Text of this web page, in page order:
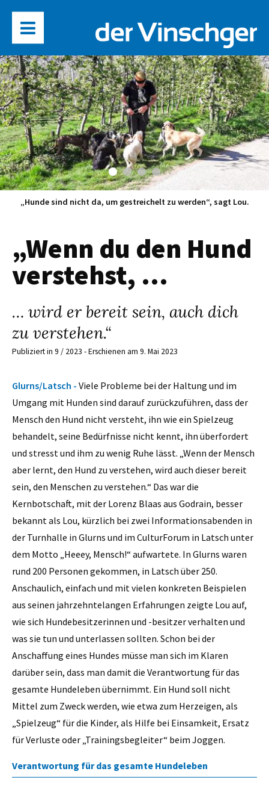
„Hunde sind nicht da, um gestreichelt zu werden“, sagt Lou.
„Wenn du den Hund
verstehst, …
… wird er bereit sein, auch dich
zu verstehen.“
Publiziert in 9 / 2023 - Erschienen am 9. Mai 2023
Glurns/Latsch - Viele Probleme bei der Haltung und im
Umgang mit Hunden sind darauf zurückzuführen, dass der
Mensch den Hund nicht versteht, ihn wie ein Spielzeug
behandelt, seine Bedürfnisse nicht kennt, ihn überfordert
und stresst und ihm zu wenig Ruhe lässt. „Wenn der Mensch
aber lernt, den Hund zu verstehen, wird auch dieser bereit
sein, den Menschen zu verstehen.“ Das war die
Kernbotschaft, mit der Lorenz Blaas aus Godrain, besser
bekannt als Lou, kürzlich bei zwei Informationsabenden in
der Turnhalle in Glurns und im CulturForum in Latsch unter
dem Motto „Heeey, Mensch!“ aufwartete. In Glurns waren
rund 200 Personen gekommen, in Latsch über 250.
Anschaulich, einfach und mit vielen konkreten Beispielen
aus seinen jahrzehntelangen Erfahrungen zeigte Lou auf,
wie sich Hundebesitzerinnen und -besitzer verhalten und
was sie tun und unterlassen sollten. Schon bei der
Anschaffung eines Hundes müsse man sich im Klaren
darüber sein, dass man damit die Verantwortung für das
gesamte Hundeleben übernimmt. Ein Hund soll nicht
Mittel zum Zweck werden, wie etwa zum Herzeigen, als
„Spielzeug“ für die Kinder, als Hilfe bei Einsamkeit, Ersatz
für Verluste oder „Trainingsbegleiter“ beim Joggen.
Verantwortung für das gesamte Hundeleben